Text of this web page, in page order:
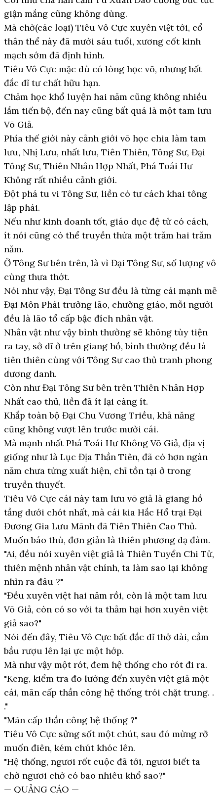
giận mắng cũng không dùng.
Mà chờ(các loại) Tiêu Vô Cực xuyên việt tới, cổ
thân thể này đã mười sáu tuổi, xương cốt kinh
mạch sớm đã định hình.
Tiêu Vô Cực mặc dù có lòng học võ, nhưng bất
đắc dĩ tư chất hữu hạn.
Chăm học khổ luyện hai năm cũng không nhiều
lắm tiến bộ, đến nay cũng bất quá là một tam lưu
Võ Giả.
Phía thế giới này cảnh giới võ học chia làm tam
lưu, Nhị Lưu, nhất lưu, Tiên Thiên, Tông Sư, Đại
Tông Sư, Thiên Nhân Hợp Nhất, Phá Toái Hư
Không rất nhiều cảnh giới.
Đột phá tu vi Tông Sư, liền có tư cách khai tông
lập phái.
Nếu như kinh doanh tốt, giáo dục đệ tử có cách,
ít nói cũng có thể truyền thừa một trăm hai trăm
năm.
Ở Tông Sư bên trên, là vì Đại Tông Sư, số lượng vô
cùng thưa thớt.
Nói như vậy, Đại Tông Sư đều là từng cái mạnh mẽ
Đại Môn Phái trưởng lão, chưởng giáo, mỗi người
đều là lão tổ cấp bậc đích nhân vật.
Nhân vật như vậy bình thường sẽ không tùy tiện
ra tay, sở dĩ ở trên giang hồ, bình thường đều là
tiên thiên cùng với Tông Sư cao thủ tranh phong
dương danh.
Còn như Đại Tông Sư bên trên Thiên Nhân Hợp
Nhất cao thủ, liền đã ít lại càng ít.
Khắp toàn bộ Đại Chu Vương Triều, khả năng
cũng không vượt lên trước mười cái.
Mà mạnh nhất Phá Toái Hư Không Võ Giả, địa vị
giống như là Lục Địa Thần Tiên, đã có hơn ngàn
năm chưa từng xuất hiện, chỉ tồn tại ở trong
truyền thuyết.
Tiêu Vô Cực cái này tam lưu võ giả là giang hồ
tầng dưới chót nhất, mà cái kia Hắc Hổ trại Đại
Đương Gia Lưu Mãnh đã Tiên Thiên Cao Thủ.
Muốn báo thù, đơn giản là thiên phương dạ đàm.
"Ai, đều nói xuyên việt giả là Thiên Tuyển Chi Tử,
thiên mệnh nhân vật chính, ta làm sao lại không
nhìn ra đâu ?"
"Đều xuyên việt hai năm rồi, còn là một tam lưu
Võ Giả, còn có so với ta thảm hại hơn xuyên việt
giả sao?"
Nói đến đây, Tiêu Vô Cực bất đắc dĩ thở dài, cầm
bầu rượu lên lại ực một hớp.
Mà như vậy một rót, đem hệ thống cho rót đi ra.
"Keng, kiểm tra đo lường đến xuyên việt giả một
cái, mãn cấp thần công hệ thống trói chặt trung. .
."
"Mãn cấp thần công hệ thống ?"
Tiêu Vô Cực sửng sốt một chút, sau đó mừng rỡ
muốn điên, kém chút khóc lên.
"Hệ thống, ngươi rốt cuộc đã tới, ngươi biết ta
chờ ngươi chờ có bao nhiêu khổ sao?"
— QUẢNG CÁO —